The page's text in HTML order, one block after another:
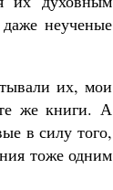
неученые
их, мои
же книги. А
в силу того,
тоже одним